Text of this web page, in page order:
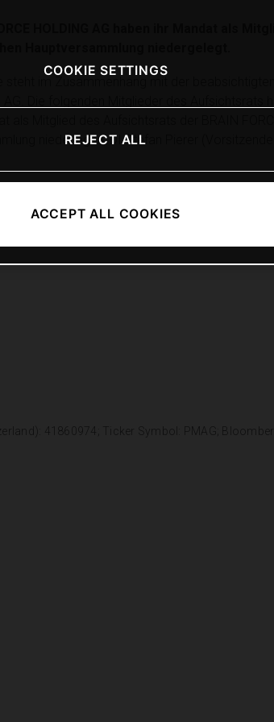
HOLDING AG haben ihr Mandat als
Hauptversammlung niedergelegt.
im Zusammenhang mit der beabsichtigten
AG. Die folgenden Mitglieder des Aufsichtsrats
als Mitglied des Aufsichtsrats der BRAIN
niederlegen: DI Stefan Pierer
Hauptversammlung einberufen, in deren
41860974; Ticker Symbol: PMAG;
COOKIE SETTINGS
REJECT ALL
ACCEPT ALL COOKIES